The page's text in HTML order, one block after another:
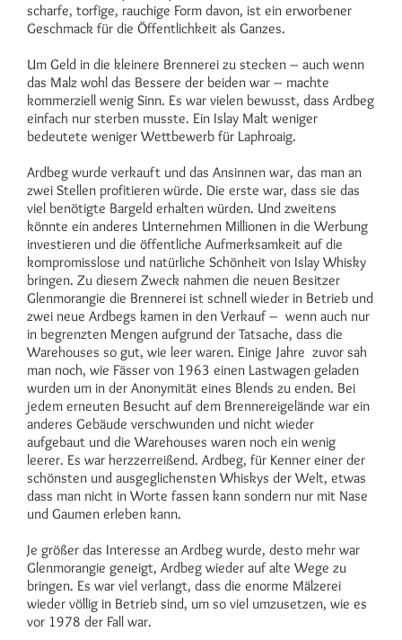
scharfe, torfige, rauchige Form davon, ist ein erworbener
Geschmack für die Öffentlichkeit als Ganzes.
Um Geld in die kleinere Brennerei zu stecken – auch wenn
das Malz wohl das Bessere der beiden war – machte
kommerziell wenig Sinn. Es war vielen bewusst, dass Ardbeg
einfach nur sterben musste. Ein Islay Malt weniger
bedeutete weniger Wettbewerb für Laphroaig.
Ardbeg wurde verkauft und das Ansinnen war, das man an
zwei Stellen profitieren würde. Die erste war, dass sie das
viel benötigte Bargeld erhalten würden. Und zweitens
könnte ein anderes Unternehmen Millionen in die Werbung
investieren und die öffentliche Aufmerksamkeit auf die
kompromisslose und natürliche Schönheit von Islay Whisky
bringen. Zu diesem Zweck nahmen die neuen Besitzer
Glenmorangie die Brennerei ist schnell wieder in Betrieb und
zwei neue Ardbegs kamen in den Verkauf – wenn auch nur
in begrenzten Mengen aufgrund der Tatsache, dass die
Warehouses so gut, wie leer waren. Einige Jahre zuvor sah
man noch, wie Fässer von 1963 einen Lastwagen geladen
wurden um in der Anonymität eines Blends zu enden. Bei
jedem erneuten Besucht auf dem Brennereigelände war ein
anderes Gebäude verschwunden und nicht wieder
aufgebaut und die Warehouses waren noch ein wenig
leerer. Es war herzzerreißend. Ardbeg, für Kenner einer der
schönsten und ausgeglichensten Whiskys der Welt, etwas
dass man nicht in Worte fassen kann sondern nur mit Nase
und Gaumen erleben kann.
Je größer das Interesse an Ardbeg wurde, desto mehr war
Glenmorangie geneigt, Ardbeg wieder auf alte Wege zu
bringen. Es war viel verlangt, dass die enorme Mälzerei
wieder völlig in Betrieb sind, um so viel umzusetzen, wie es
vor 1978 der Fall war.